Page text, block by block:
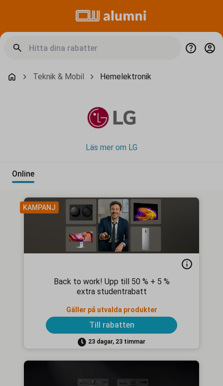
Teknik & Mobil Hemelektronik
Läs mer om LG
Online
KAMPANJ
Back to work! Upp till 50 % + 5 %
extra studentrabatt
Gäller på utvalda produkter
Till rabatten
23 dagar, 23 timmar